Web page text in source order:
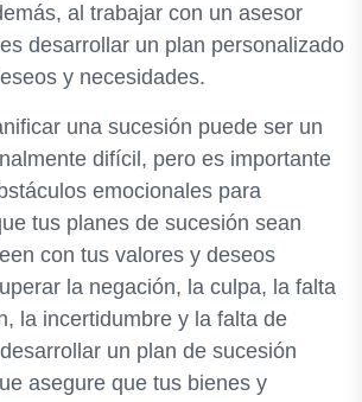
al trabajar con un asesor
desarrollar un plan personalizado
y necesidades.
una sucesión puede ser un
difícil, pero es importante
emocionales para
tus planes de sucesión sean
con tus valores y deseos
la negación, la culpa, la falta
la incertidumbre y la falta de
un plan de sucesión
asegure que tus bienes y